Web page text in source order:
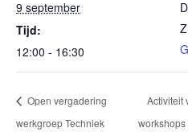
9 september
Tijd:
12:00 - 16:30
Open vergadering
werkgroep Techniek
Activiteit